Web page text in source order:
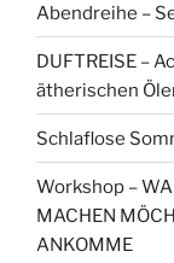
Abendreihe –
DUFTREISE –
ätherischen
Schlaflose
Workshop –
MACHEN
ANKOMME